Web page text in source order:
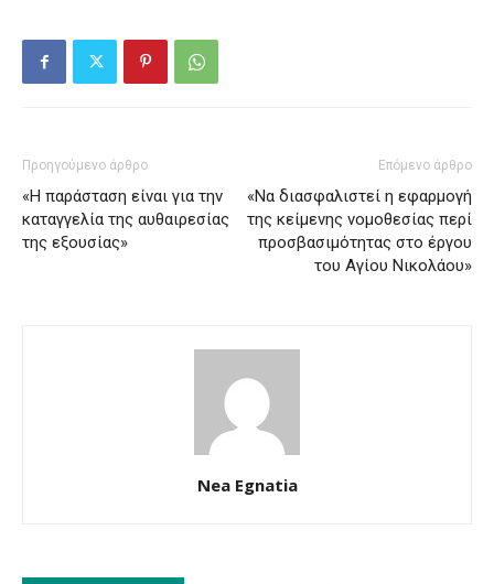
Προηγούμενο άρθρο
«Η παράσταση είναι για την
καταγγελία της αυθαιρεσίας
της εξουσίας»
Επόμενο άρθρο
«Να διασφαλιστεί η εφαρμογή
της κείμενης νομοθεσίας περί
προσβασιμότητας στο έργου
του Αγίου Νικολάου»
Nea Egnatia